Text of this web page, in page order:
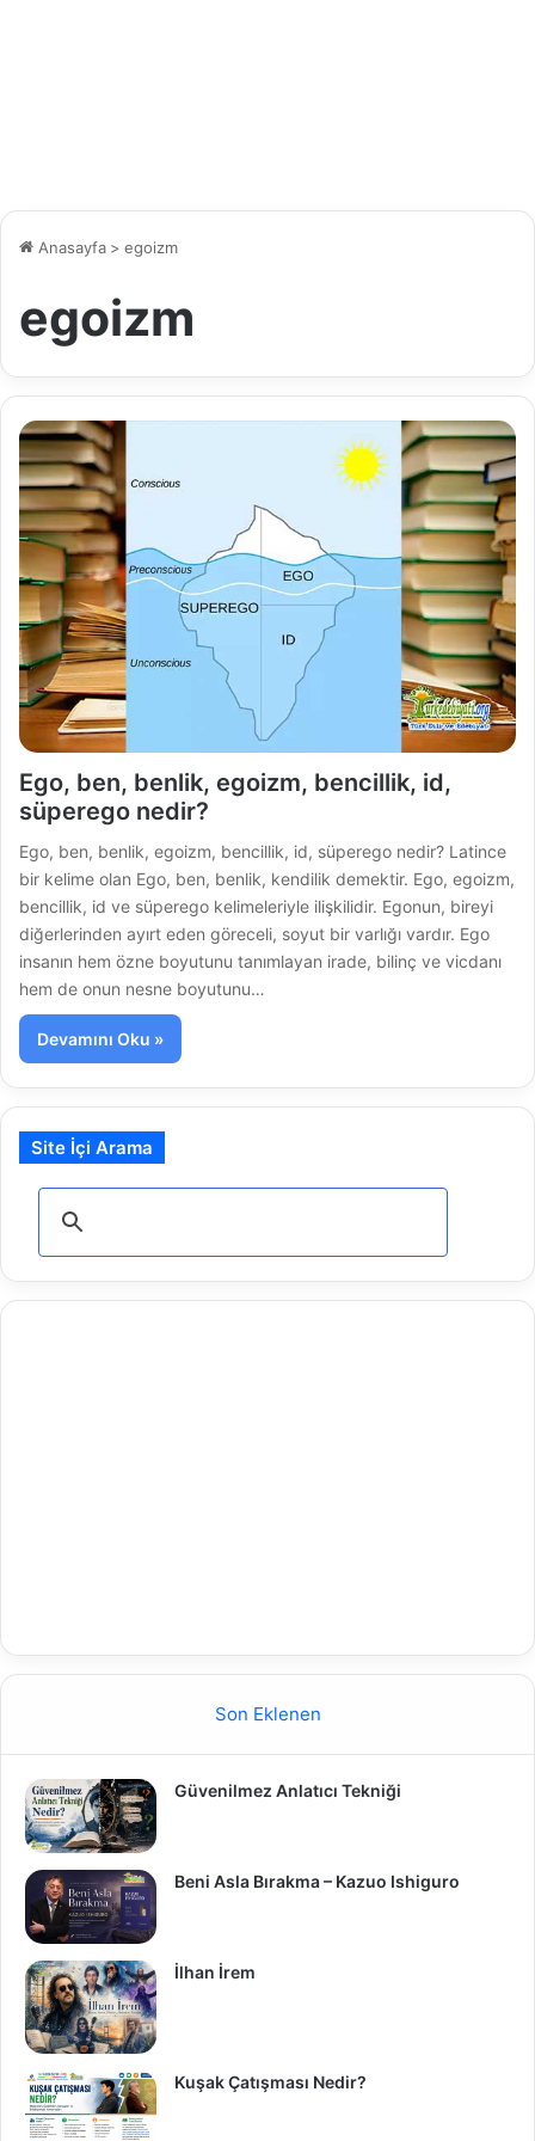
Anasayfa > egoizm
egoizm
Ego, ben, benlik, egoizm, bencillik, id,
süperego nedir?
Ego, ben, benlik, egoizm, bencillik, id, süperego nedir? Latince
bir kelime olan Ego, ben, benlik, kendilik demektir. Ego, egoizm,
bencillik, id ve süperego kelimeleriyle ilişkilidir. Egonun, bireyi
diğerlerinden ayırt eden göreceli, soyut bir varlığı vardır. Ego
insanın hem özne boyutunu tanımlayan irade, bilinç ve vicdanı
hem de onun nesne boyutunu…
Devamını Oku »
Site İçi Arama
Son Eklenen
Güvenilmez Anlatıcı Tekniği
Beni Asla Bırakma – Kazuo Ishiguro
İlhan İrem
Kuşak Çatışması Nedir?